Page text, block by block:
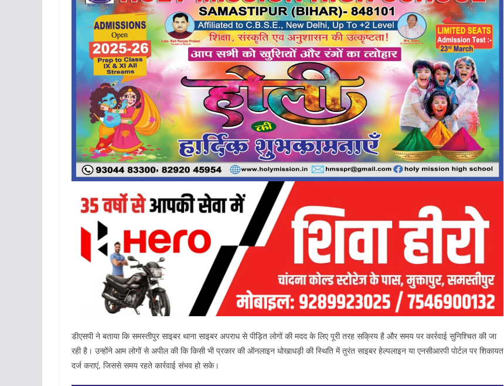
डीएसपी ने बताया कि समस्तीपुर साइबर थाना साइबर अपराध से पीड़ित लोगों की मदद के लिए पूरी तरह सक्रिय है और समय पर कार्रवाई सुनिश्चित की जा
रही है। उन्होंने आम लोगों से अपील की कि किसी भी प्रकार की ऑनलाइन धोखाधड़ी की स्थिति में तुरंत साइबर हेल्पलाइन या एनसीआरपी पोर्टल पर शिकायत
दर्ज कराएं, जिससे समय रहते कार्रवाई संभव हो सके।